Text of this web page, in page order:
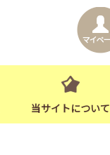
当サイトについて